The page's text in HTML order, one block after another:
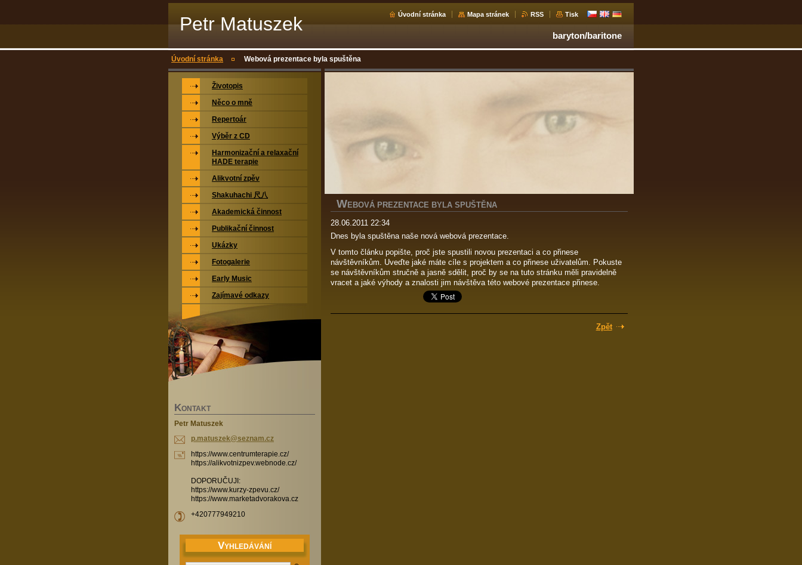
Petr Matuszek Úvodní stránka Mapa stránek RSS Tisk
baryton/baritone
Úvodní stránka Webová prezentace byla spuštěna
WEBOVÁ PREZENTACE BYLA SPUŠTĚNA
28.06.2011 22:34
Dnes byla spuštěna naše nová webová prezentace.
V tomto článku popište, proč jste spustili novou prezentaci a co přinese
návštěvníkům. Uveďte jaké máte cíle s projektem a co přinese uživatelům. Pokuste
se návštěvníkům stručně a jasně sdělit, proč by se na tuto stránku měli pravidelně
vracet a jaké výhody a znalosti jim návštěva této webové prezentace přinese.
Zpět
Životopis
Něco o mně
Repertoár
Výběr z CD
Harmonizační a relaxační
HADE terapie
Alikvotní zpěv
Shakuhachi 尺八
Akademická činnost
Publikační činnost
Ukázky
Fotogalerie
Early Music
Zajímavé odkazy
KONTAKT
Petr Matuszek
p.matuszek@seznam.cz
https://www.centrumterapie.cz/
https://alikvotnizpev.webnode.cz/
DOPORUČUJI:
https://www.kurzy-zpevu.cz/
https://www.marketadvorakova.cz
+420777949210
VYHLEDÁVÁNÍ